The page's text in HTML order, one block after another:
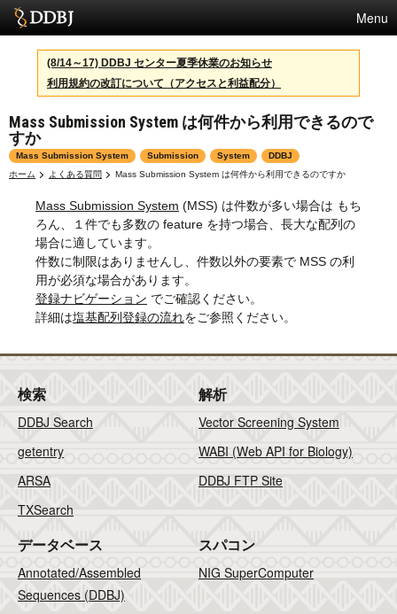
Menu
サービス
スパコン
統計
活動
利用規約
問合せ
(8/14～17) DDBJ センター夏季休業のお知らせ
利用規約の改訂について（アクセスと利益配分）
Mass Submission System は何件から利用できるので
すか
Mass Submission System Submission System
DDBJ
ホーム
よくある質問 Mass Submission System は何件から利用できるのですか
Mass Submission System (MSS) は件数が多い場合は もち
ろん、１件でも多数の feature を持つ場合、長大な配列の
場合に適しています。
件数に制限はありませんし、件数以外の要素で MSS の利
用が必須な場合があります。
登録ナビゲーション でご確認ください。
詳細は塩基配列登録の流れをご参照ください。
検索
DDBJ Search
getentry
ARSA
TXSearch
解析
Vector Screening System
WABI (Web API for Biology)
DDBJ FTP Site
データベース
Annotated/Assembled
Sequences (DDBJ)
スパコン
NIG SuperComputer